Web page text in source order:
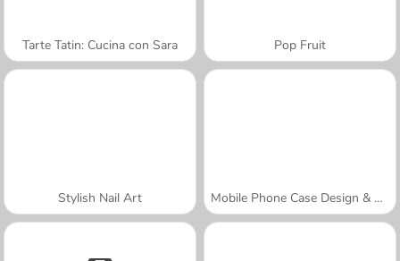
Tarte Tatin: Cucina con Sara Pop Fruit
Stylish Nail Art Mobile Phone Case Design & DIY